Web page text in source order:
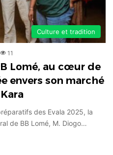
Culture et tradition
11
Lomé, au cœur de
envers son marché
des Evala 2025, la
de BB Lomé, M. Diogo…